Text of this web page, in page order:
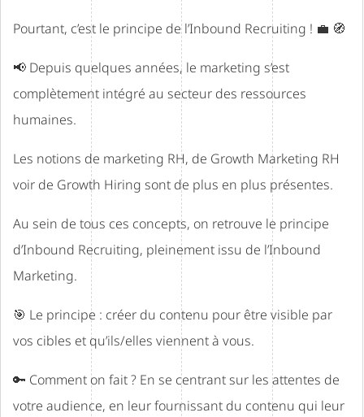
Pourtant, c’est le principe de l’Inbound Recruiting ! 💼 🧭
📢 Depuis quelques années, le marketing s’est
complètement intégré au secteur des ressources
humaines.
Les notions de marketing RH, de Growth Marketing RH
voir de Growth Hiring sont de plus en plus présentes.
Au sein de tous ces concepts, on retrouve le principe
d’Inbound Recruiting, pleinement issu de l’Inbound
Marketing.
🎯 Le principe : créer du contenu pour être visible par
vos cibles et qu’ils/elles viennent à vous.
🔑 Comment on fait ? En se centrant sur les attentes de
votre audience, en leur fournissant du contenu qui leur